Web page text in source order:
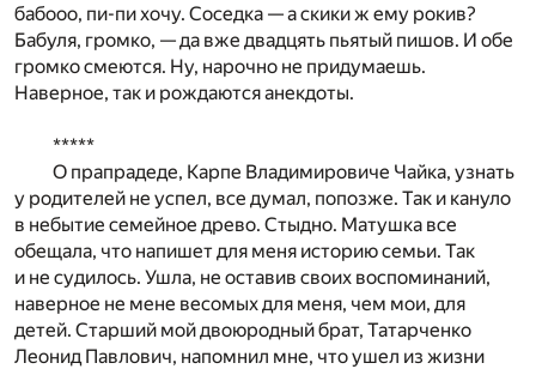
бабооо, пи-пи хочу. Соседка — а скики ж ему рокив?
Бабуля, громко, — да вже двадцять пьятый пишов. И обе
громко смеются. Ну, нарочно не придумаешь.
Наверное, так и рождаются анекдоты.
*****
О прапрадеде, Карпе Владимировиче Чайка, узнать
у родителей не успел, все думал, попозже. Так и кануло
в небытие семейное древо. Стыдно. Матушка все
обещала, что напишет для меня историю семьи. Так
и не судилось. Ушла, не оставив своих воспоминаний,
наверное не мене весомых для меня, чем мои, для
детей. Старший мой двоюродный брат, Татарченко
Леонид Павлович, напомнил мне, что ушел из жизни